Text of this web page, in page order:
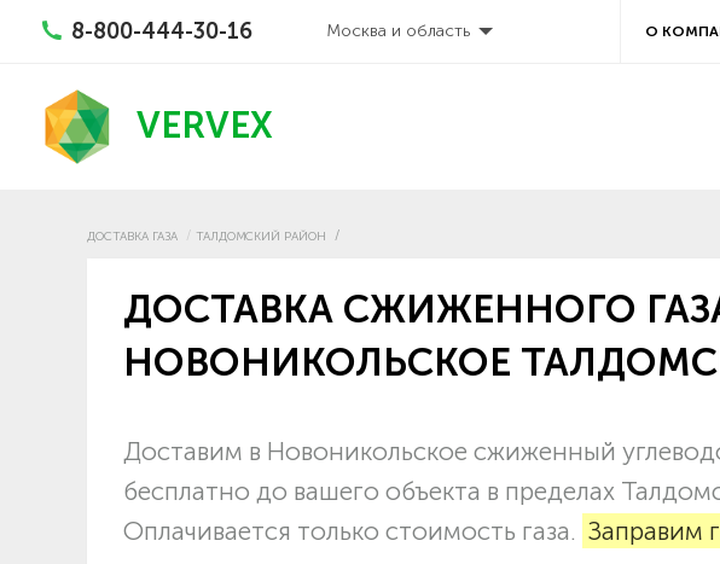
8-800-444-30-16 Москва и область О
VERVEX
ДОСТАВКА ГАЗА ТАЛДОМСКИЙ РАЙОН
ДОСТАВКА СЖИЖЕННОГО
НОВОНИКОЛЬСКОЕ
Доставим в Новоникольское сжиженный
бесплатно до вашего объекта в пределах
Оплачивается только стоимость газа. Заправим